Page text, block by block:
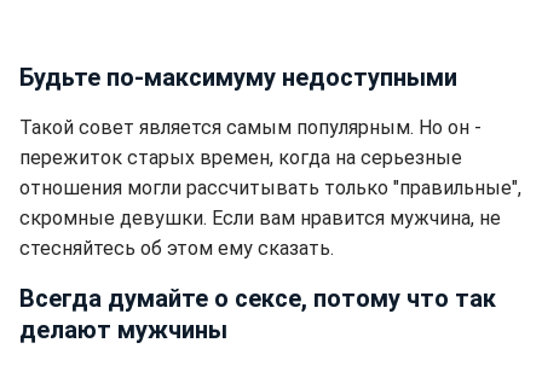
Будьте по-максимуму недоступными
Такой совет является самым популярным. Но он -
пережиток старых времен, когда на серьезные
отношения могли рассчитывать только "правильные",
скромные девушки. Если вам нравится мужчина, не
стесняйтесь об этом ему сказать.
Всегда думайте о сексе, потому что так
делают мужчины